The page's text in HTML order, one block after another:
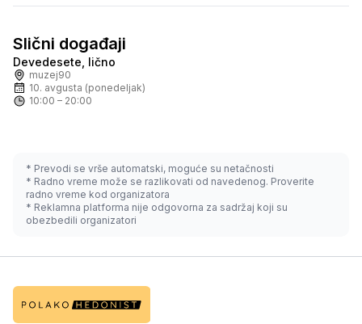
Slični događaji
300.00 RSD
Uskoro
Devedesete, lično
muzej90
10. avgusta (ponedeljak)
10:00 – 20:00
* Prevodi se vrše automatski, moguće su netačnosti
* Radno vreme može se razlikovati od navedenog. Proverite
radno vreme kod organizatora
* Reklamna platforma nije odgovorna za sadržaj koji su
obezbedili organizatori